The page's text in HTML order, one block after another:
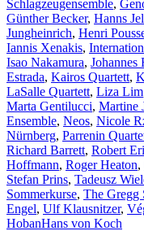
Schlagzeugensemble,
Günther Becker, Hanns
Jungheinrich, Henri
Iannis Xenakis,
Isao Nakamura, Johannes
Estrada, Kairos Quartett,
LaSalle Quartett, Liza Lim
Marta Gentilucci, Martine
Ensemble, Neos, Nicole
Nürnberg, Parrenin
Richard Barrett, Robert
Hoffmann, Roger Heaton,
Stefan Prins, Tadeusz
Sommerkurse, The Gregg
Engel, Ulf Klausnitzer,
HobanHans von Koch